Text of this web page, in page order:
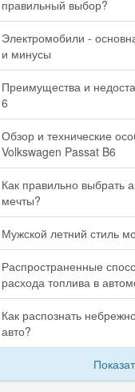
правильный выбор?
Электромобили -
и минусы
Преимущества и
6
Обзор и технические
Volkswagen Passat B6
Как правильно выбрать
мечты?
Мужской летний стиль
Распространенные
расхода топлива в
Как распознать
авто?